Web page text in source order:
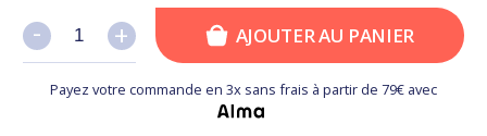
+
- +
- AJOUTER AU PANIER
Payez votre commande en 3x sans frais à partir de 79€ avec